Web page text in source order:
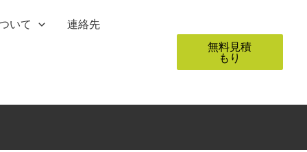
いて
連絡先
無料見積
もり